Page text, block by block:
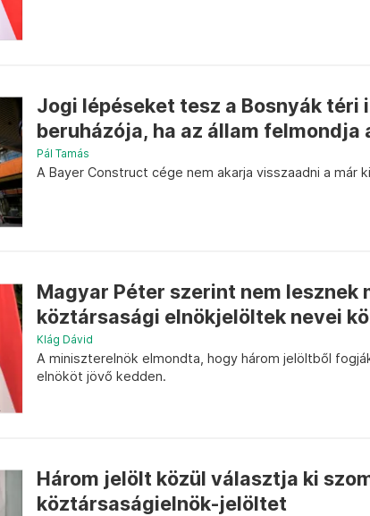
Jogi lépéseket tesz a Bosnyák téri
beruházója, ha az állam felmondja
Pál Tamás
A Bayer Construct cége nem akarja visszaadni a már
Magyar Péter szerint nem lesznek
köztársasági elnökjelöltek nevei
Klág Dávid
A miniszterelnök elmondta, hogy három jelöltből
elnököt jövő kedden.
Három jelölt közül választja ki
köztársaságielnök-jelöltet